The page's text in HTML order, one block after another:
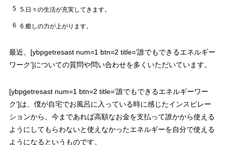
5 5.日々の生活が充実してきます。
6 6.癒しの力が上がります。
最近、[ybpgetresast num=1 btn=2 title=’誰でもできるエネルギー
ワーク’]についての質問や問い合わせを多くいただいています。
[ybpgetresast num=1 btn=2 title=’誰でもできるエネルギーワー
ク’]は、僕が自宅でお風呂に入っている時に感じたインスピレー
ションから、今まであれば高額なお金を支払って誰かから使える
ようにしてもらわないと使えなかったエネルギーを自分で使える
ようになるというものです。